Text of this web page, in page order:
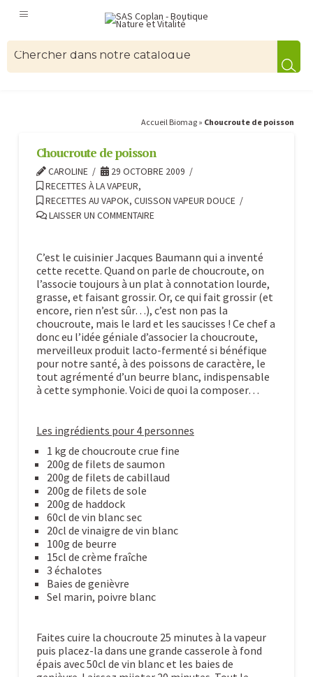
Accueil Biomag » Choucroute de poisson
Choucroute de poisson
CAROLINE
29 OCTOBRE 2009
RECETTES À LA VAPEUR,
RECETTES AU VAPOK, CUISSON VAPEUR DOUCE
LAISSER UN COMMENTAIRE
C’est le cuisinier Jacques Baumann qui a inventé
cette recette. Quand on parle de choucroute, on
l’associe toujours à un plat à connotation lourde,
grasse, et faisant grossir. Or, ce qui fait grossir (et
encore, rien n’est sûr…), c’est non pas la
choucroute, mais le lard et les saucisses ! Ce chef a
donc eu l’idée géniale d’associer la choucroute,
merveilleux produit lacto-fermenté si bénéfique
pour notre santé, à des poissons de caractère, le
tout agrémenté d’un beurre blanc, indispensable
à cette symphonie. Voici de quoi la composer…
Les ingrédients pour 4 personnes
1 kg de choucroute crue fine
200g de filets de saumon
200g de filets de cabillaud
200g de filets de sole
200g de haddock
60cl de vin blanc sec
20cl de vinaigre de vin blanc
100g de beurre
15cl de crème fraîche
3 échalotes
Baies de genièvre
Sel marin, poivre blanc
Faites cuire la choucroute 25 minutes à la vapeur
puis placez-la dans une grande casserole à fond
épais avec 50cl de vin blanc et les baies de